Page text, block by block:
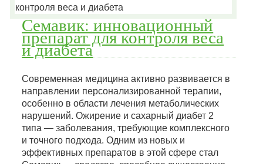
Семавик: инновационный
препарат для контроля веса
и диабета
Современная медицина активно развивается в
направлении персонализированной терапии,
особенно в области лечения метаболических
нарушений. Ожирение и сахарный диабет 2
типа — заболевания, требующие комплексного
и точного подхода. Одним из новых и
эффективных препаратов в этой сфере стал